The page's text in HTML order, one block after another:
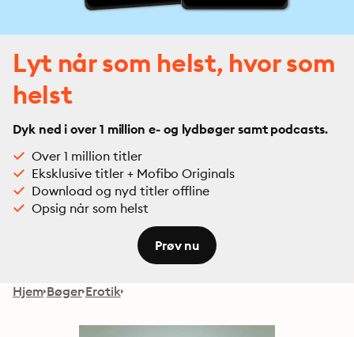
Lyt når som helst, hvor som
helst
Dyk ned i over 1 million e- og lydbøger samt podcasts.
Over 1 million titler
Eksklusive titler + Mofibo Originals
Download og nyd titler offline
Opsig når som helst
Prøv nu
Hjem Bøger Erotik